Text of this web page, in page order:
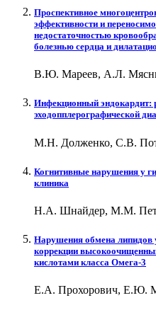
Проспективное
эффективности и
недостаточностью
болезнью сердца и
В.Ю. Мареев, А.Л.
Инфекционный эндокардит:
эходопплерографической
М.Н. Долженко, С.В.
Когнитивные нарушения у
клиника
Н.А. Шнайдер, М.М.
Нарушения обмена липидов
коррекции
кислотами класса Омега-3
Е.А. Прохорович, Е.Ю.